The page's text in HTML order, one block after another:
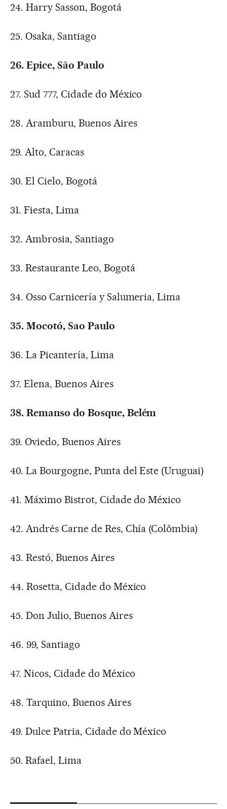
24. Harry Sasson, Bogotá
25. Osaka, Santiago
26. Epice, São Paulo
27. Sud 777, Cidade do México
28. Aramburu, Buenos Aires
29. Alto, Caracas
30. El Cielo, Bogotá
31. Fiesta, Lima
32. Ambrosia, Santiago
33. Restaurante Leo, Bogotá
34. Osso Carnicería y Salumeria, Lima
35. Mocotó, Sao Paulo
36. La Picantería, Lima
37. Elena, Buenos Aires
38. Remanso do Bosque, Belém
39. Oviedo, Buenos Aires
40. La Bourgogne, Punta del Este (Uruguai)
41. Máximo Bistrot, Cidade do México
42. Andrés Carne de Res, Chía (Colômbia)
43. Restó, Buenos Aires
44. Rosetta, Cidade do México
45. Don Julio, Buenos Aires
46. 99, Santiago
47. Nicos, Cidade do México
48. Tarquino, Buenos Aires
49. Dulce Patria, Cidade do México
50. Rafael, Lima